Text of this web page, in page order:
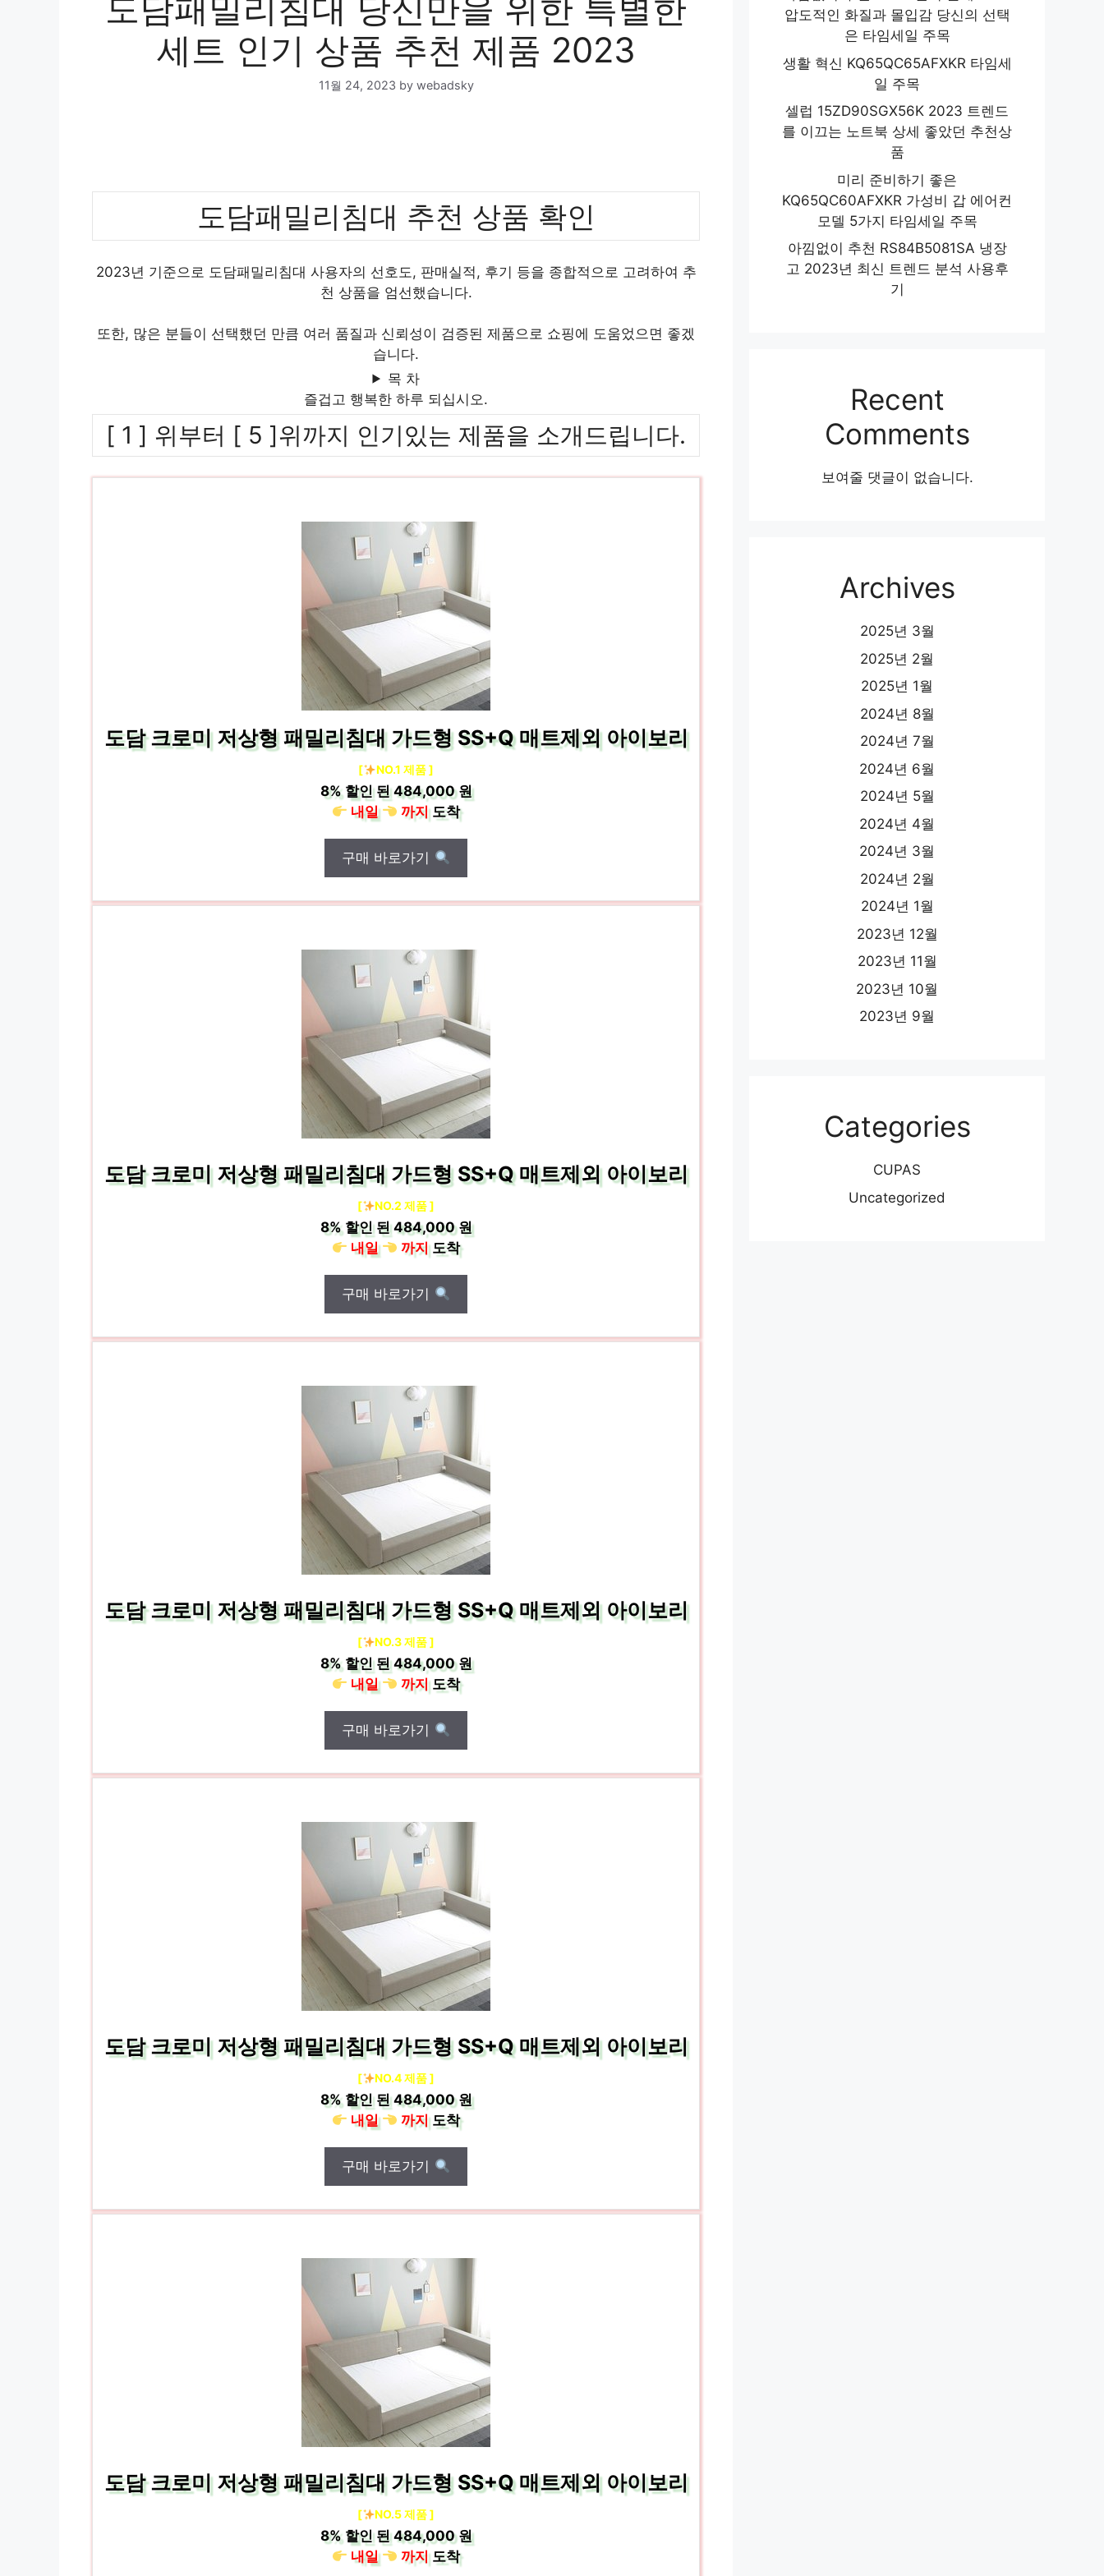
도담패밀리침대 당신만을 위한 특별한
세트 인기 상품 추천 제품 2023
11월 24, 2023 by webadsky
도담패밀리침대 추천 상품 확인
2023년 기준으로 도담패밀리침대 사용자의 선호도, 판매실적, 후기 등을 종합적으로 고려하여 추
천 상품을 엄선했습니다.
또한, 많은 분들이 선택했던 만큼 여러 품질과 신뢰성이 검증된 제품으로 쇼핑에 도움었으면 좋겠
습니다.
목 차
즐겁고 행복한 하루 되십시오.
[ 1 ] 위부터 [ 5 ]위까지 인기있는 제품을 소개드립니다.
도담 크로미 저상형 패밀리침대 가드형 SS+Q 매트제외 아이보리
[ NO.1 제품 ]
8%할인 된484,000 원
내일
까지도착
구매 바로가기
도담 크로미 저상형 패밀리침대 가드형 SS+Q 매트제외 아이보리
[ NO.2 제품 ]
8%할인 된484,000 원
내일
까지도착
구매 바로가기
도담 크로미 저상형 패밀리침대 가드형 SS+Q 매트제외 아이보리
[ NO.3 제품 ]
8%할인 된484,000 원
내일
까지도착
구매 바로가기
도담 크로미 저상형 패밀리침대 가드형 SS+Q 매트제외 아이보리
[ NO.4 제품 ]
8%할인 된484,000 원
내일
까지도착
구매 바로가기
도담 크로미 저상형 패밀리침대 가드형 SS+Q 매트제외 아이보리
[ NO.5 제품 ]
8%할인 된484,000 원
내일
까지도착
압도적인 화질과 몰입감 당신의 선택
은 타임세일 주목
생활 혁신 KQ65QC65AFXKR 타임세
일 주목
셀럽 15ZD90SGX56K 2023 트렌드
를 이끄는 노트북 상세 좋았던 추천상
품
미리 준비하기 좋은
KQ65QC60AFXKR 가성비 갑 에어컨
모델 5가지 타임세일 주목
아낌없이 추천 RS84B5081SA 냉장
고 2023년 최신 트렌드 분석 사용후
기
Recent
Comments
보여줄 댓글이 없습니다.
Archives
2025년 3월
2025년 2월
2025년 1월
2024년 8월
2024년 7월
2024년 6월
2024년 5월
2024년 4월
2024년 3월
2024년 2월
2024년 1월
2023년 12월
2023년 11월
2023년 10월
2023년 9월
Categories
CUPAS
Uncategorized